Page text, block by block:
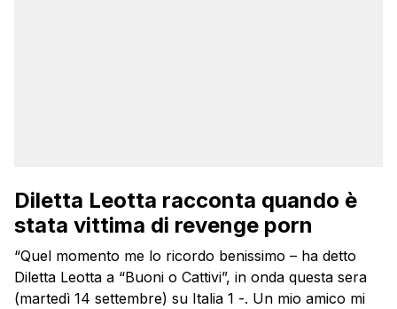
Diletta Leotta racconta quando è
stata vittima di revenge porn
“Quel momento me lo ricordo benissimo – ha detto
Diletta Leotta a “Buoni o Cattivi”, in onda questa sera
(martedì 14 settembre) su Italia 1 -. Un mio amico mi